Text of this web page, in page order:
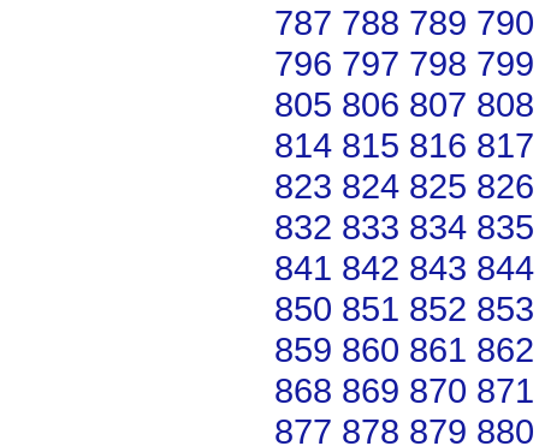
787 788 789 790
796 797 798 799
805 806 807 808
814 815 816 817
823 824 825 826
832 833 834 835
841 842 843 844
850 851 852 853
859 860 861 862
868 869 870 871
877 878 879 880